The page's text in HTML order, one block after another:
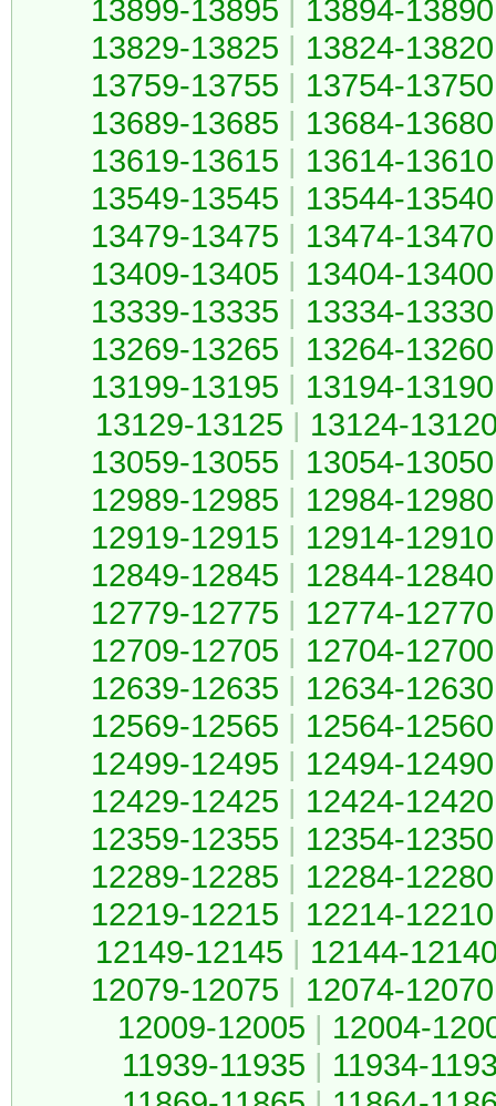
13899-13895 | 13894-13890
13829-13825 | 13824-13820
13759-13755 | 13754-13750
13689-13685 | 13684-13680
13619-13615 | 13614-13610
13549-13545 | 13544-13540
13479-13475 | 13474-13470
13409-13405 | 13404-13400
13339-13335 | 13334-13330
13269-13265 | 13264-13260
13199-13195 | 13194-13190
13129-13125 | 13124-
13059-13055 | 13054-13050
12989-12985 | 12984-12980
12919-12915 | 12914-12910
12849-12845 | 12844-12840
12779-12775 | 12774-12770
12709-12705 | 12704-12700
12639-12635 | 12634-12630
12569-12565 | 12564-12560
12499-12495 | 12494-12490
12429-12425 | 12424-12420
12359-12355 | 12354-12350
12289-12285 | 12284-12280
12219-12215 | 12214-12210
12149-12145 | 12144-
12079-12075 | 12074-12070
12009-12005 | 12004-
11939-11935 | 11934-